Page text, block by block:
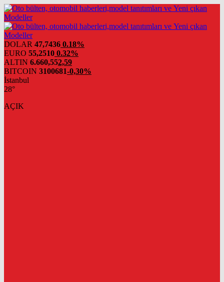
DOLAR 47,7436 0.18%
EURO 55,2510 0.32%
ALTIN 6.660,552,59
BITCOIN 3100681-0,30%
İstanbul
28°
AÇIK